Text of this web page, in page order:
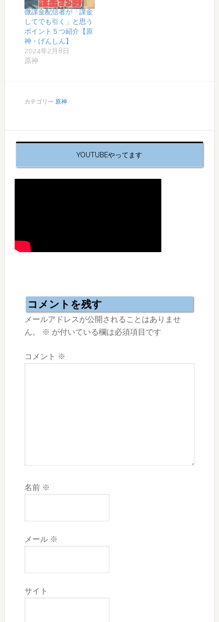
微課金配信者が「課金
してでも引く」と思う
ポイント５つ紹介【原
神・げんしん】
2024年2月8日
原神
カテゴリー 原神
YOUTUBEやってます
Interactions
コメントを残す
メールアドレスが公開されることはありませ
ん。
※ が付いている欄は必須項目です
コメント ※
名前 ※
メール ※
サイト